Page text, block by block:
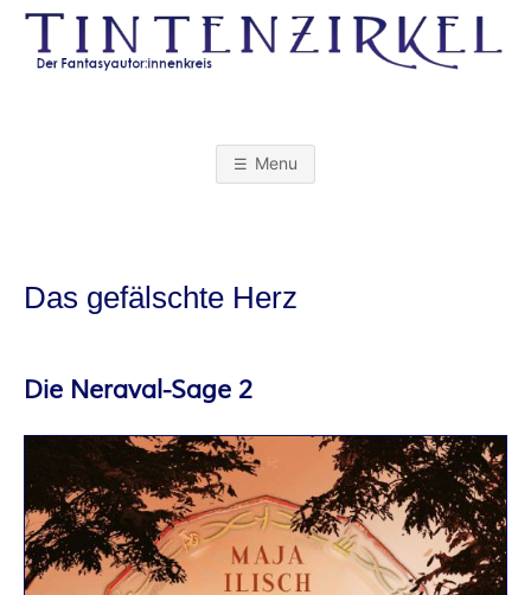
Skip
content
T
N
Z
I
R
Menu
Das gefälschte Herz
Die Neraval-Sage 2